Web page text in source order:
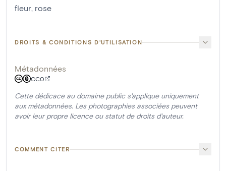
fleur, rose
DROITS & CONDITIONS D'UTILISATION
Métadonnées
CC0
Cette dédicace au domaine public s'applique uniquement
aux métadonnées. Les photographies associées peuvent
avoir leur propre licence ou statut de droits d'auteur.
COMMENT CITER